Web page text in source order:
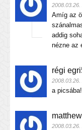
2008.03.26.
Amíg az
addig
nézne az
régi egri
2008.03.26.
a
matthew
2008.03.26.